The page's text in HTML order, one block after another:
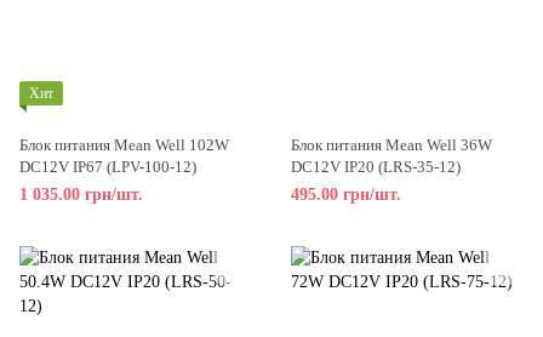
Хит
Блок питания Mean Well 102W
DC12V IP67 (LPV-100-12)
1 035.00 грн/шт.
Блок питания Mean Well 36W
DC12V IP20 (LRS-35-12)
495.00 грн/шт.